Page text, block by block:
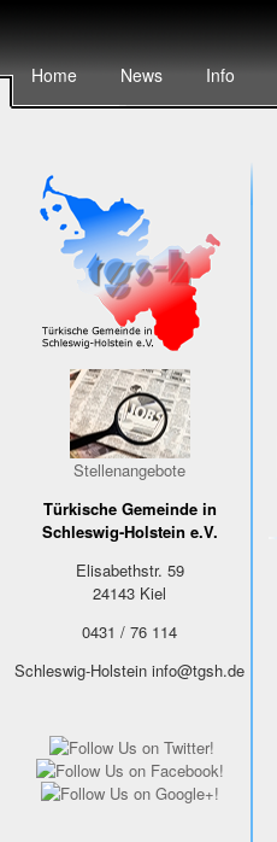
Home News Info
Stellenangebote
Türkische Gemeinde in
Schleswig-Holstein e.V.
Elisabethstr. 59
24143 Kiel
0431 / 76 114
Schleswig-Holstein info@tgsh.de